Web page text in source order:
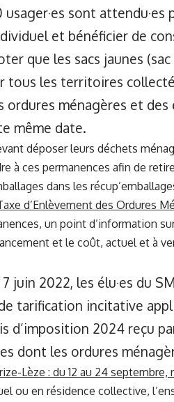
sont attendu·es
et bénéficier de
que les sacs jaunes
tous les territoires
ordures ménagères et
même date.
déposer leurs déchets
à ces permanences afin de
dans les
d’Enlèvement des Ordures
un point d’information
et le coût, actuel et à
juin 2022, les élu·es du
tarification incitative
d’imposition 2024 reçu
dont les ordures
Lèze : du 12 au 24
ou en résidence collective,